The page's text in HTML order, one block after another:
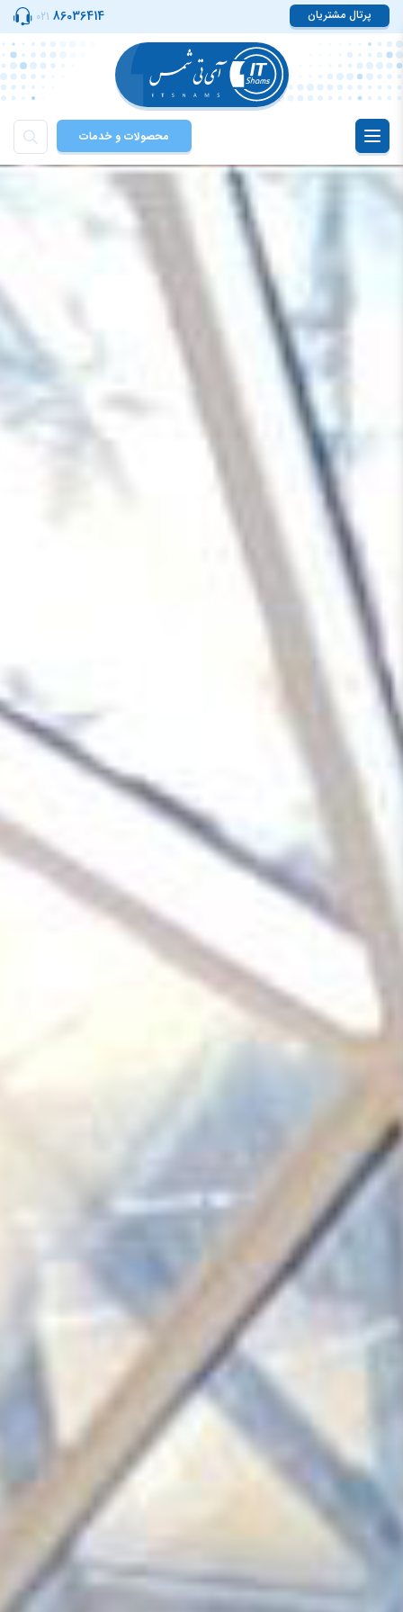
021 86036414 پرتال مشتریان
Toggle
navigation
محصولات و خدمات